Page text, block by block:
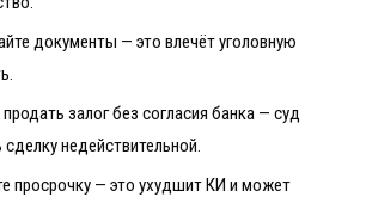
документы — это влечёт уголовную
залог без согласия банка — суд
недействительной.
просрочку — это ухудшит КИ и может